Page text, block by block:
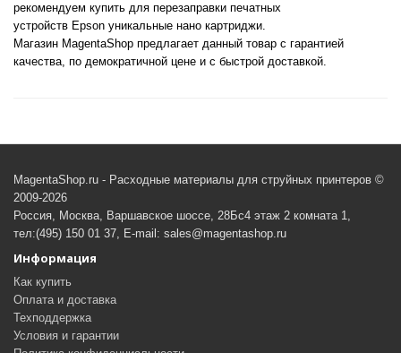
рекомендуем купить для перезаправки печатных
устройств Epson уникальные нано картриджи.
Магазин MagentaShop предлагает данный товар с гарантией
качества, по демократичной цене и с быстрой доставкой.
MagentaShop.ru - Расходные материалы для струйных принтеров ©
2009-2026
Россия, Москва, Варшавское шоссе, 28Бс4 этаж 2 комната 1,
тел:(495) 150 01 37, E-mail: sales@magentashop.ru
Информация
Как купить
Оплата и доставка
Техподдержка
Условия и гарантии